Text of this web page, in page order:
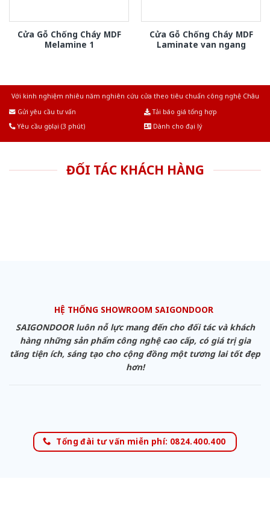
Cửa Gỗ Chống Cháy MDF
Melamine 1
Cửa Gỗ Chống Cháy MDF
Laminate van ngang
Với kinh nghiệm nhiêu năm nghiên cứu cửa theo tiêu chuẩn công nghệ Châu
Gửi yêu cầu tư vấn
Tải báo giá tổng hợp
Yêu cầu gọi lại (3 phút)
Dành cho đại lý
ĐỐI TÁC KHÁCH HÀNG
HỆ THỐNG SHOWROOM SAIGONDOOR
SAIGONDOOR luôn nỗ lực mang đến cho đối tác và khách
hàng những sản phẩm công nghệ cao cấp, có giá trị gia
tăng tiện ích, sáng tạo cho cộng đồng một tương lai tốt đẹp
hơn!
Tổng đài tư vấn miễn phí: 0824.400.400